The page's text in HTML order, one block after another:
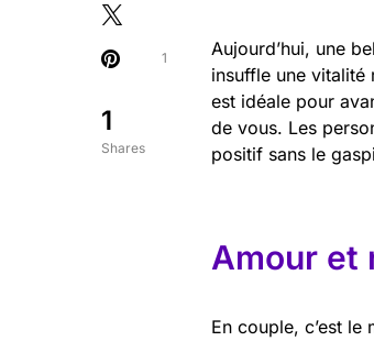
1
Shares
1 Aujourd’hui, une
insuffle une vitalité
est idéale pour
de vous. Les
positif sans le
Amour et
En couple, c’est le